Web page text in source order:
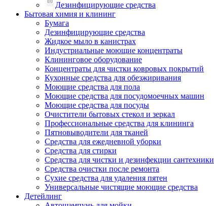
Дезинфицирующие средства
Бытовая химия и клининг
Бумага
Дезинфицирующие средства
Жидкое мыло в канистрах
Индустриальные моющие концентраты
Клининговое оборудование
Концентраты для чистки ковровых покрытий
Кухонные средства для обезжиривания
Моющие средства для пола
Моющие средства для посудомоечных машин
Моющие средства для посуды
Очистители бытовых стекол и зеркал
Профессиональные средства для клининга
Пятновыводители для тканей
Средства для ежедневной уборки
Средства для стирки
Средства для чистки и дезинфекции сантехники
Средства очистки после ремонта
Сухие средства для удаления пятен
Универсальные чистящие моющие средства
Детейлинг